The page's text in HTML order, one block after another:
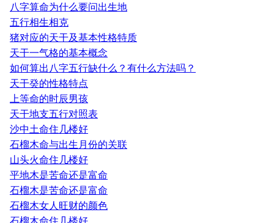
八字算命为什么要问出生地
五行相生相克
猪对应的天干及基本性格特质
天干一气格的基本概念
如何算出八字五行缺什么？有什么方法吗？
天干癸的性格特点
上等命的时辰男孩
天干地支五行对照表
沙中土命住几楼好
石榴木命与出生月份的关联
山头火命住几楼好
平地木是苦命还是富命
石榴木是苦命还是富命
石榴木女人旺财的颜色
石榴木命住几楼好